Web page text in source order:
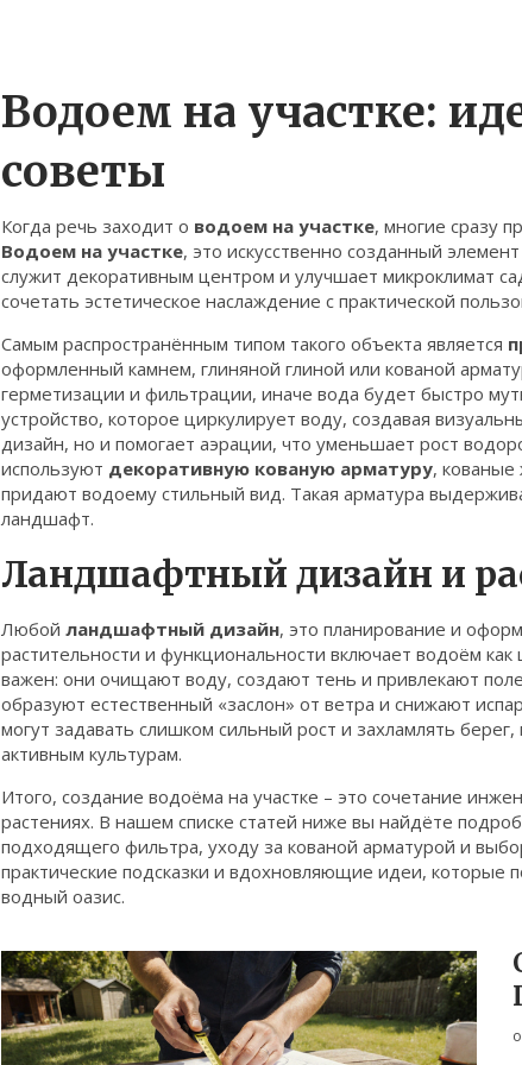
Водоем на участке:
советы
Когда речь заходит о водоем на участке, многие сразу
Водоем на участке, это искусственно созданный
служит декоративным центром и улучшает микроклимат
сочетать эстетическое наслаждение с практической
Самым распространённым типом такого объекта является
оформленный камнем, глиняной глиной или кованой
герметизации и фильтрации, иначе вода будет быстро
устройство, которое циркулирует воду, создавая
дизайн, но и помогает аэрации, что уменьшает рост
используют декоративную кованую арматуру, кованые
придают водоему стильный вид. Такая арматура
ландшафт.
Ландшафтный дизайн и
Любой ландшафтный дизайн, это планирование и
растительности и функциональности включает водоём как
важен: они очищают воду, создают тень и привлекают
образуют естественный «заслон» от ветра и снижают
могут задавать слишком сильный рост и захламлять
активным культурам.
Итого, создание водоёма на участке – это сочетание
растениях. В нашем списке статей ниже вы найдёте
подходящего фильтра, уходу за кованой арматурой и
практические подсказки и вдохновляющие идеи, которые
водный оазис.